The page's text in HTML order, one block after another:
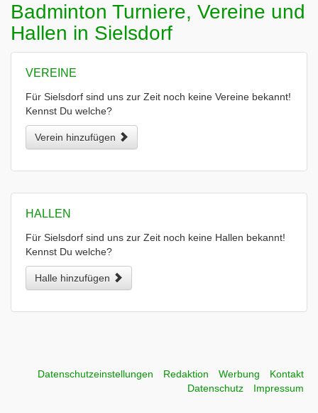
Badminton Turniere, Vereine und
Hallen in Sielsdorf
VEREINE
Für Sielsdorf sind uns zur Zeit noch keine Vereine bekannt!
Kennst Du welche?
Verein hinzufügen
HALLEN
Für Sielsdorf sind uns zur Zeit noch keine Hallen bekannt!
Kennst Du welche?
Halle hinzufügen
Datenschutzeinstellungen Redaktion Werbung
Kontakt
Datenschutz
Impressum